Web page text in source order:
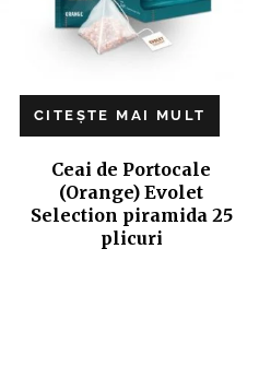
CITEȘTE MAI MULT
Ceai de Portocale
(Orange) Evolet
Selection piramida 25
plicuri